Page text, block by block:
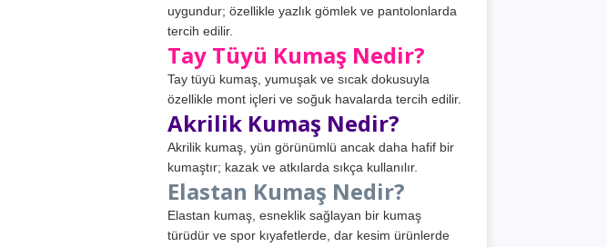
uygundur; özellikle yazlık gömlek ve pantolonlarda
tercih edilir.
Tay Tüyü Kumaş Nedir?
Tay tüyü kumaş, yumuşak ve sıcak dokusuyla
özellikle mont içleri ve soğuk havalarda tercih edilir.
Akrilik Kumaş Nedir?
Akrilik kumaş, yün görünümlü ancak daha hafif bir
kumaştır; kazak ve atkılarda sıkça kullanılır.
Elastan Kumaş Nedir?
Elastan kumaş, esneklik sağlayan bir kumaş
türüdür ve spor kıyafetlerde, dar kesim ürünlerde